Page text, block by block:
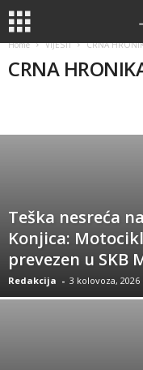
Home VIJESTI CRNA
CRNA
Teška nesreća
Konjica:
prevezen u SKB
Redakcija - 3 kolovoza, 2026